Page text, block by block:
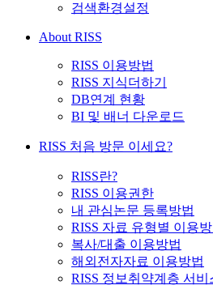
검색환경설정
About RISS
RISS 이용방법
RISS 지식더하기
DB연계 현황
BI 및 배너 다운로드
RISS 처음 방문 이세요?
RISS란?
RISS 이용권한
내 관심논문 등록방법
RISS 자료 유형별 이용
복사/대출 이용방법
해외전자자료 이용방법
RISS 정보취약계층 서비